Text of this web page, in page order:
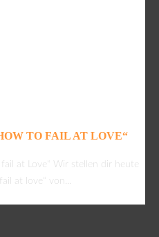
TO FAIL AT LOVE“
at Love“ Wir stellen dir heute
at love“ von...